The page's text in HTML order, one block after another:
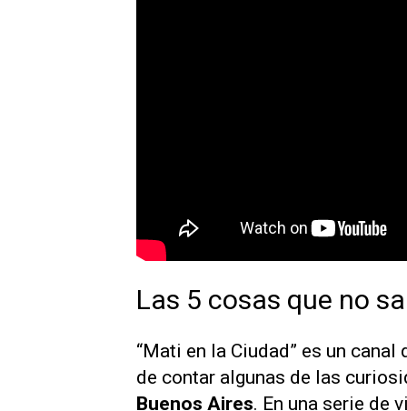
Las 5 cosas que no
“Mati en la Ciudad” es un canal
de contar algunas de las
Buenos Aires. En una serie de